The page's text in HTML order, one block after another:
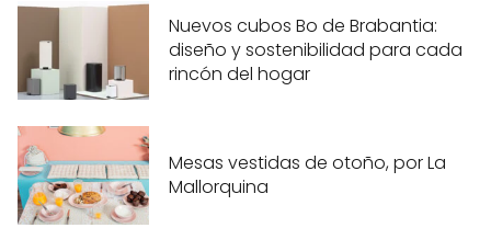
Nuevos cubos Bo de Brabantia:
diseño y sostenibilidad para cada
rincón del hogar
Mesas vestidas de otoño, por La
Mallorquina